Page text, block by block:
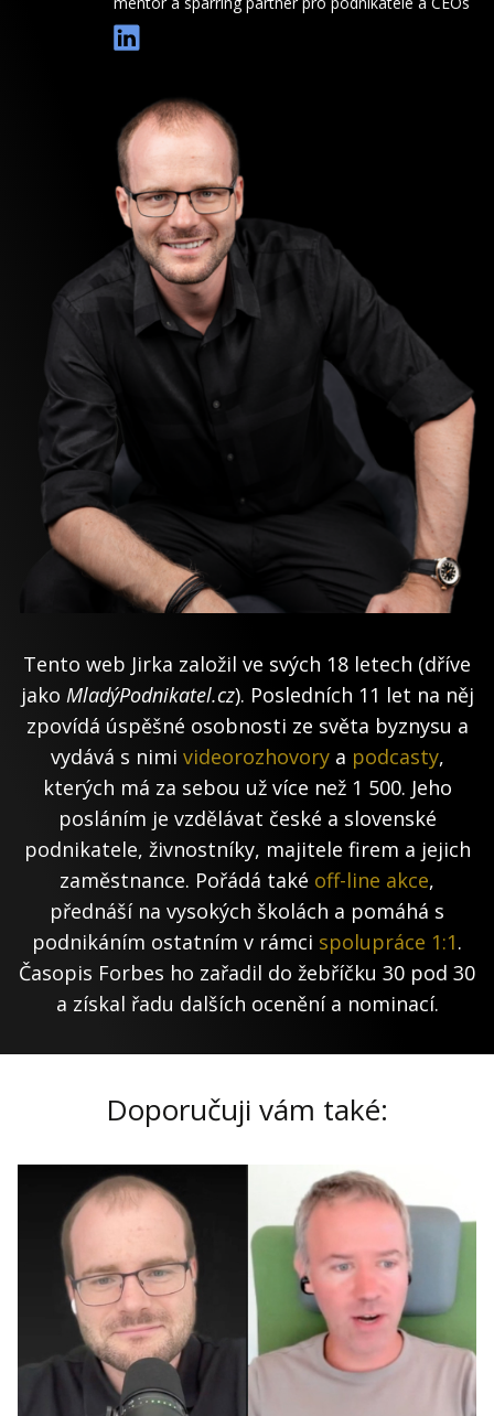
Tento web Jirka založil ve svých 18 letech (dříve
jako MladýPodnikatel.cz). Posledních 11 let na něj
zpovídá úspěšné osobnosti ze světa byznysu a
vydává s nimi videorozhovorya podcasty,
kterých má za sebou už více než 1 500. Jeho
posláním je vzdělávat české a slovenské
podnikatele, živnostníky, majitele firem a jejich
zaměstnance. Pořádá také off-line akce,
přednáší na vysokých školách a pomáhá s
podnikáním ostatním v rámci spolupráce 1:1.
Časopis Forbes ho zařadil do žebříčku 30 pod 30
a získal řadu dalších ocenění a nominací.
Doporučuji vám také: